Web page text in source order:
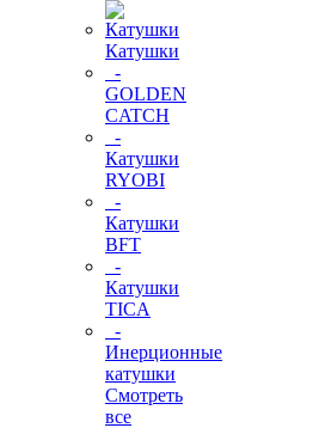
Катушки
-
GOLDEN
CATCH
-
Катушки
RYOBI
-
Катушки
BFT
-
Катушки
TICA
-
Инерционные
катушки
Смотреть
все